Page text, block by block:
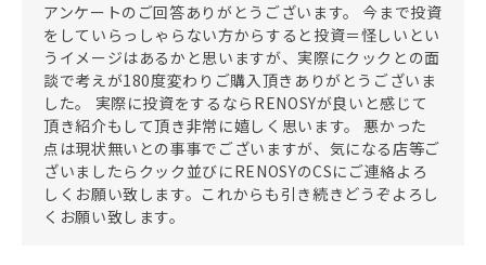
アンケートのご回答ありがとうございます。 今まで投資
をしていらっしゃらない方からすると投資＝怪しいとい
うイメージはあるかと思いますが、実際にクックとの面
談で考えが180度変わりご購入頂きありがとうございま
した。 実際に投資をするならRENOSYが良いと感じて
頂き紹介もして頂き非常に嬉しく思います。 悪かった
点は現状無いとの事事でございますが、気になる店等ご
ざいましたらクック並びにRENOSYのCSにご連絡よろ
しくお願い致します。これからも引き続きどうぞよろし
くお願い致します。